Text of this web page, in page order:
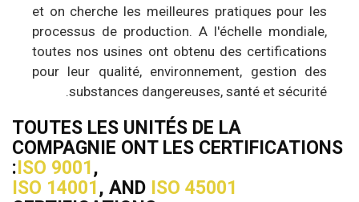
et on cherche les meilleures pratiques pour les
processus de production. A l'échelle mondiale,
toutes nos usines ont obtenu des certifications
pour leur qualité, environnement, gestion des
substances dangereuses, santé et sécurité.
TOUTES LES UNITÉS DE LA
COMPAGNIE ONT LES CERTIFICATIONS
: ISO 9001 ,
ISO 14001 , AND ISO 45001